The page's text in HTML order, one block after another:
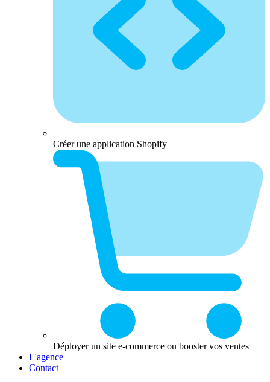
Créer une application Shopify
Déployer un site e-commerce ou booster vos ventes
L'agence
Contact